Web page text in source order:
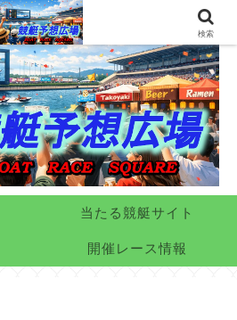
当たる競艇サイト
開催レース情報
検索